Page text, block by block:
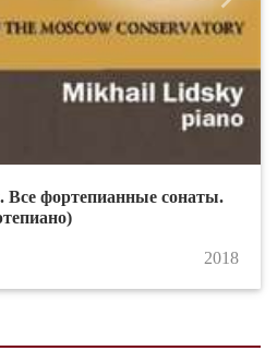
фортепианные сонаты.
2018